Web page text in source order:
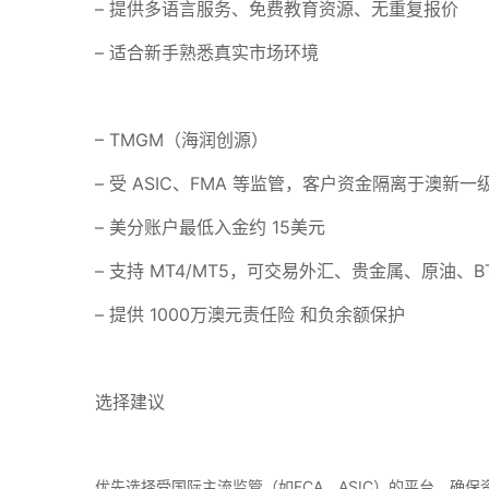
– 提供多语言服务、免费教育资源、无重复报价
– 适合新手熟悉真实市场环境
– TMGM（海润创源）
– 受 ASIC、FMA 等监管，客户资金隔离于澳新一
– 美分账户最低入金约 15美元
– 支持 MT4/MT5，可交易外汇、贵金属、原油、
– 提供 1000万澳元责任险 和负余额保护
选择建议